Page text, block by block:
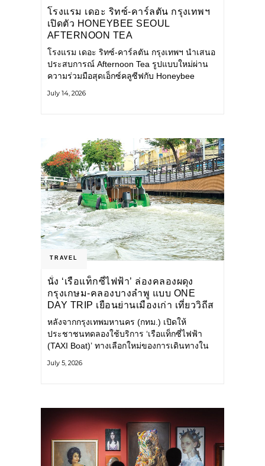
โรงแรม เดอะ ริทซ์-คาร์ลตัน กรุงเทพฯ
เปิดตัว HONEYBEE SEOUL
AFTERNOON TEA
COLLABORATION ณ คาเลโอ
(CALEŌ) ชวนสัมผัสเสน่ห์ของขนม
หวานร่วมสมัยจากกรุงโซล
โรงแรม เดอะ ริทซ์-คาร์ลตัน กรุงเทพฯ นำเสนอ
ประสบการณ์ Afternoon Tea รูปแบบใหม่ผ่าน
ความร่วมมือสุดเอ็กซ์คลูซีฟกับ Honeybee
ดังจากกรุงโซล นำโดยเชฟอึนจอง
July 14, 2026
TRAVEL
นั่ง ‘เรือแท็กซี่ไฟฟ้า’ ล่องคลองผดุง
กรุงเกษม-คลองบางลำพู แบบ ONE
DAY TRIP เยือนย่านเมืองเก่า เที่ยววิถีส
โลว์ไลฟ์แบบรักษ์โลก
หลังจากกรุงเทพมหานคร (กทม.) เปิดให้
ประชาชนทดลองใช้บริการ ‘เรือแท็กซี่ไฟฟ้า
(TAXI Boat)’ ทางเลือกใหม่ของการเดินทางใน
แวดล้อม ผ่านแอปพลิเคชัน MuvMi (มูฟมี)
July 5, 2026